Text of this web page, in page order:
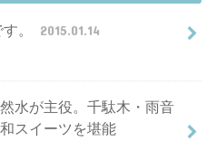
。 2015.01.14
水が主役。千駄木・雨音
スイーツを堪能